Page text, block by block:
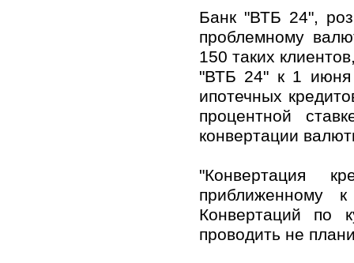
Банк "ВТБ 24",
проблемному
150 таких
"ВТБ 24" к 1 июня
ипотечных
процентной
конвертации
"Конвертация
приближенному
Конвертаций по
проводить не